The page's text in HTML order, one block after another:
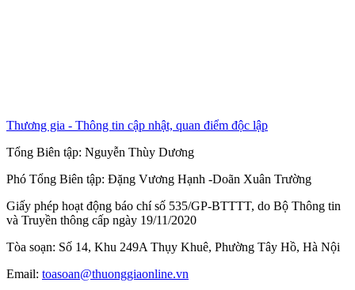
Thương gia - Thông tin cập nhật, quan điểm độc lập
Tổng Biên tập: Nguyễn Thùy Dương
Phó Tổng Biên tập: Đặng Vương Hạnh -Doãn Xuân Trường
Giấy phép hoạt động báo chí số 535/GP-BTTTT, do Bộ Thông tin
và Truyền thông cấp ngày 19/11/2020
Tòa soạn: Số 14, Khu 249A Thụy Khuê, Phường Tây Hồ, Hà Nội
Email: toasoan@thuonggiaonline.vn